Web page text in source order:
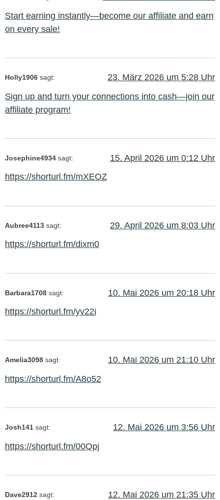
Start earning instantly—become our affiliate and earn
on every sale!
Holly1906 sagt:
23. März 2026 um 5:28 Uhr
Sign up and turn your connections into cash—join our
affiliate program!
Josephine4934 sagt:
15. April 2026 um 0:12 Uhr
https://shorturl.fm/mXEOZ
Aubree4113 sagt:
29. April 2026 um 8:03 Uhr
https://shorturl.fm/dixm0
Barbara1708 sagt:
10. Mai 2026 um 20:18 Uhr
https://shorturl.fm/yv22i
Amelia3098 sagt:
10. Mai 2026 um 21:10 Uhr
https://shorturl.fm/A8o52
Josh141 sagt:
12. Mai 2026 um 3:56 Uhr
https://shorturl.fm/00Qpj
Dave2912 sagt:
12. Mai 2026 um 21:35 Uhr